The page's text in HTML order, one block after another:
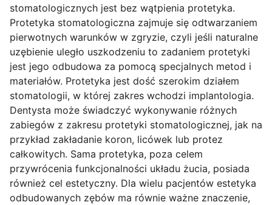
stomatologicznych jest bez wątpienia protetyka.
Protetyka stomatologiczna zajmuje się odtwarzaniem
pierwotnych warunków w zgryzie, czyli jeśli naturalne
uzębienie uległo uszkodzeniu to zadaniem protetyki
jest jego odbudowa za pomocą specjalnych metod i
materiałów. Protetyka jest dość szerokim działem
stomatologii, w której zakres wchodzi implantologia.
Dentysta może świadczyć wykonywanie różnych
zabiegów z zakresu protetyki stomatologicznej, jak na
przykład zakładanie koron, licówek lub protez
całkowitych. Sama protetyka, poza celem
przywrócenia funkcjonalności układu żucia, posiada
również cel estetyczny. Dla wielu pacjentów estetyka
odbudowanych zębów ma równie ważne znaczenie,